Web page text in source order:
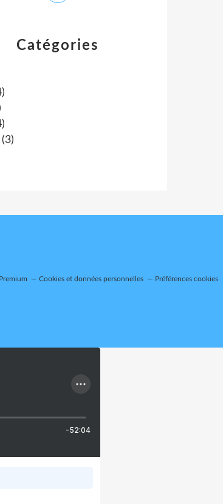
Catégories
(3)
Cookies et données personnelles Préférences cookies
-52:04